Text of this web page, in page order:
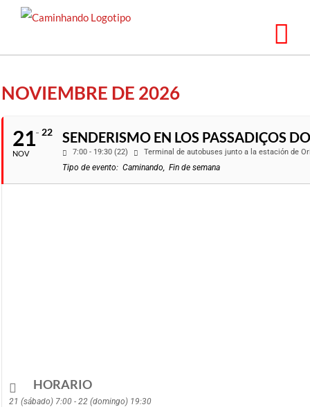
NOVIEMBRE DE 2026
21
NOV
22 SENDERISMO EN LOS PASSADIÇOS
7:00 - 19:30 (22) Terminal de autobuses junto a la estación de
Tipo de evento: Caminando, Fin de semana
HORARIO
21 (sábado) 7:00 - 22 (domingo) 19:30